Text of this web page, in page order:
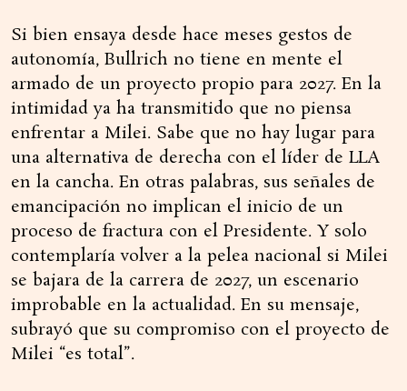
Si bien ensaya desde hace meses gestos de
autonomía, Bullrich no tiene en mente el
armado de un proyecto propio para 2027. En la
intimidad ya ha transmitido que no piensa
enfrentar a Milei. Sabe que no hay lugar para
una alternativa de derecha con el líder de LLA
en la cancha. En otras palabras, sus señales de
emancipación no implican el inicio de un
proceso de fractura con el Presidente. Y solo
contemplaría volver a la pelea nacional si Milei
se bajara de la carrera de 2027, un escenario
improbable en la actualidad. En su mensaje,
subrayó que su compromiso con el proyecto de
Milei “es total”.